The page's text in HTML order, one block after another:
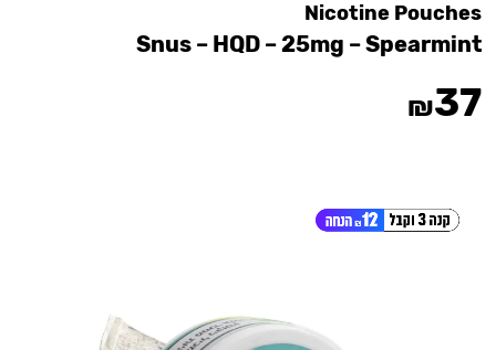
Nicotine Pouches
Snus – HQD – 25mg – Spearmint
₪37